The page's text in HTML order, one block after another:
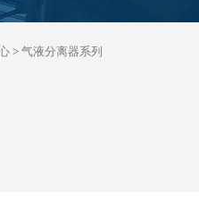
>气液分离器系列